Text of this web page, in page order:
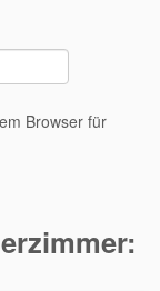
Browser für